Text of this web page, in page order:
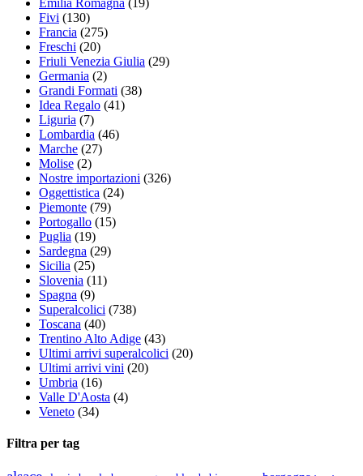
Fivi (130)
Francia (275)
Freschi (20)
Friuli Venezia Giulia (29)
Germania (2)
Grandi Formati (38)
Idea Regalo (41)
Liguria (7)
Lombardia (46)
Marche (27)
Molise (2)
Nostre importazioni (326)
Oggettistica (24)
Piemonte (79)
Portogallo (15)
Puglia (19)
Sardegna (29)
Sicilia (25)
Slovenia (11)
Spagna (9)
Superalcolici (738)
Toscana (40)
Trentino Alto Adige (43)
Ultimi arrivi superalcolici (20)
Ultimi arrivi vini (20)
Umbria (16)
Valle D'Aosta (4)
Veneto (34)
Filtra per tag